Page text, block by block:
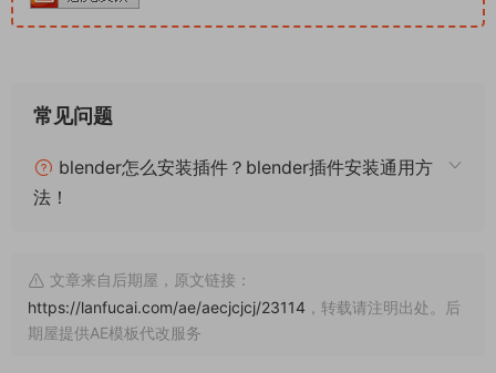
常见问题
blender怎么安装插件？blender插件安装通用方
法！
文章来自后期屋，原文链接：
https://lanfucai.com/ae/aecjcjcj/23114 ，转载请注明出处。后
期屋提供AE模板代改服务